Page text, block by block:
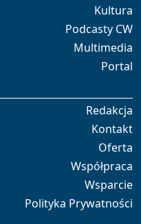
Kultura
Podcasty CW
Multimedia
Portal
Redakcja
Kontakt
Oferta
Współpraca
Wsparcie
Polityka Prywatności